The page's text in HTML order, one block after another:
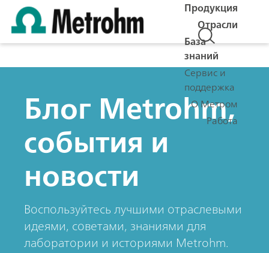
Продукция
Отрасли
База
знаний
Сервис и
поддержка
О Метром
Работа
Блог Metrohm,
события и
новости
Воспользуйтесь лучшими отраслевыми
идеями, советами, знаниями для
лаборатории и историями Metrohm.